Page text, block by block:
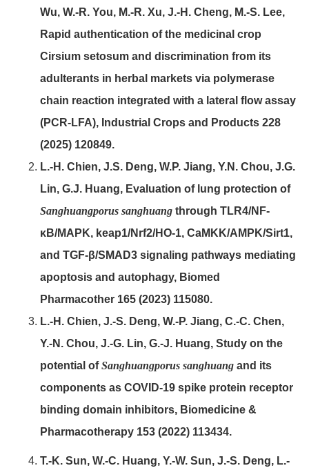
Wu, W.-R. You, M.-R. Xu, J.-H. Cheng, M.-S. Lee,
Rapid authentication of the medicinal crop
Cirsium setosum and discrimination from its
adulterants in herbal markets via polymerase
chain reaction integrated with a lateral flow assay
(PCR-LFA), Industrial Crops and Products 228
(2025) 120849.
L.-H. Chien, J.S. Deng, W.P. Jiang, Y.N. Chou, J.G.
Lin, G.J. Huang, Evaluation of lung protection of
Sanghuangporus sanghuang through TLR4/NF-
κB/MAPK, keap1/Nrf2/HO-1, CaMKK/AMPK/Sirt1,
and TGF-β/SMAD3 signaling pathways mediating
apoptosis and autophagy, Biomed
Pharmacother 165 (2023) 115080.
L.-H. Chien, J.-S. Deng, W.-P. Jiang, C.-C. Chen,
Y.-N. Chou, J.-G. Lin, G.-J. Huang, Study on the
potential ofSanghuangporus sanghuang and its
components as COVID-19 spike protein receptor
binding domain inhibitors, Biomedicine &
Pharmacotherapy 153 (2022) 113434.
T.-K. Sun, W.-C. Huang, Y.-W. Sun, J.-S. Deng, L.-